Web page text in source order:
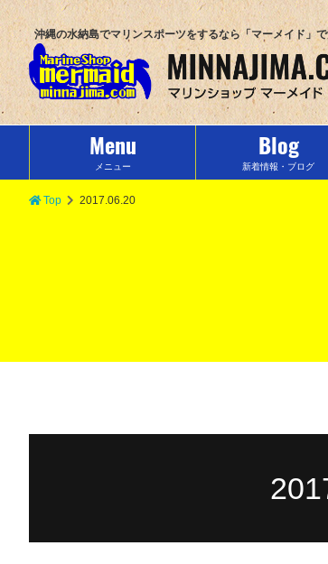
沖縄の水納島でマリンスポーツをするなら「マーメイド」
Menu
メニュー
Blog
新着情報・ブログ
Top 2017.06.20